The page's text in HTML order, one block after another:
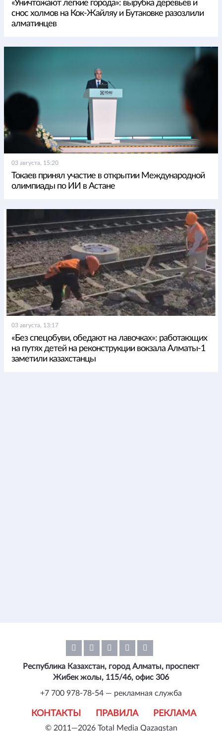
«Уничтожают легкие города»: вырубка деревьев и
снос холмов на Кок-Жайляу и Бутаковке разозлили
алматинцев
03 августа, 15:20
Токаев принял участие в открытии Международной
олимпиады по ИИ в Астане
03 августа, 13:17
«Без спецобуви, обедают на лавочках»: работающих
на путях детей на реконструкции вокзала Алматы-1
заметили казахстанцы
© 2011—2026 Total Media Qazaqstan
КОНТАКТЫ ПРАВИЛА РЕКЛАМА
Республика Казахстан, город Алматы, проспект
Жибек жолы, 115/46, офис 306
+7 700 978-78-54 — рекламная служба